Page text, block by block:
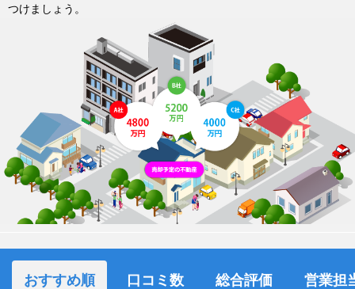
つけましょう。
おすすめ順 口コミ数 総合評価 営業担